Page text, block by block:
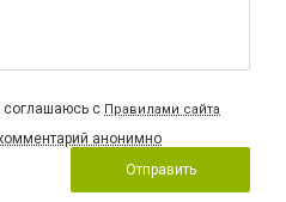
с Правилами сайта
анонимно
Отправить